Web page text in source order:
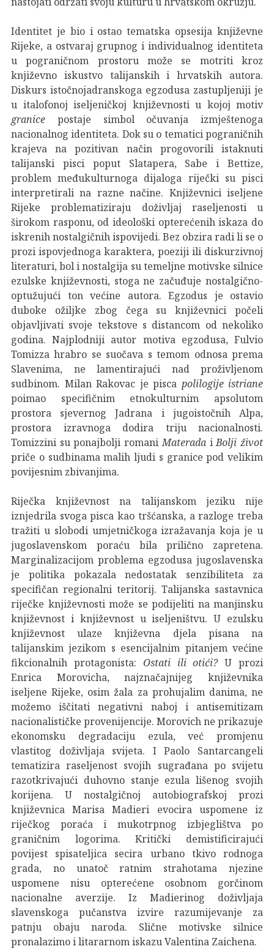
Identitet je bio i ostao tematska opsesija književne
Rijeke, a ostvaraj grupnog i individualnog identiteta
u pograničnom prostoru može se motriti kroz
književno iskustvo talijanskih i hrvatskih autora.
Diskurs istočnojadranskoga egzodusa zastupljeniji je
u italofonoj iseljeničkoj književnosti u kojoj motiv
granice postaje simbol očuvanja izmještenoga
nacionalnog identiteta. Dok su o tematici pograničnih
krajeva na pozitivan način progovorili istaknuti
talijanski pisci poput Slatapera, Sabe i Bettize,
problem međukulturnoga dijaloga riječki su pisci
interpretirali na razne načine. Književnici iseljene
Rijeke problematiziraju doživljaj raseljenosti u
širokom rasponu, od ideološki opterećenih iskaza do
iskrenih nostalgičnih ispovijedi. Bez obzira radi li se o
prozi ispovjednoga karaktera, poeziji ili diskurzivnoj
literaturi, bol i nostalgija su temeljne motivske silnice
ezulske književnosti, stoga ne začuđuje nostalgično-
optužujući ton većine autora. Egzodus je ostavio
duboke ožiljke zbog čega su književnici počeli
objavljivati svoje tekstove s distancom od nekoliko
godina. Najplodniji autor motiva egzodusa, Fulvio
Tomizza hrabro se suočava s temom odnosa prema
Slavenima, ne lamentirajući nad proživljenom
sudbinom. Milan Rakovac je pisca polilogije istriane
poimao specifičnim etnokulturnim apsolutom
prostora sjevernog Jadrana i jugoistočnih Alpa,
prostora izravnoga dodira triju nacionalnosti.
Tomizzini su ponajbolji romaniMateradaiBolji život
priče o sudbinama malih ljudi s granice pod velikim
povijesnim zbivanjima.
Riječka književnost na talijanskom jeziku nije
iznjedrila svoga pisca kao tršćanska, a razloge treba
tražiti u slobodi umjetničkoga izražavanja koja je u
jugoslavenskom poraću bila prilično zapretena.
Marginalizacijom problema egzodusa jugoslavenska
je politika pokazala nedostatak senzibiliteta za
specifičan regionalni teritorij. Talijanska sastavnica
riječke književnosti može se podijeliti na manjinsku
književnost i književnost u iseljeništvu. U ezulsku
književnost ulaze književna djela pisana na
talijanskim jezikom s esencijalnim pitanjem većine
fikcionalnih protagonista: Ostati ili otići?U prozi
Enrica Morovicha, najznačajnijeg književnika
iseljene Rijeke, osim žala za prohujalim danima, ne
možemo iščitati negativni naboj i antisemitizam
nacionalističke provenijencije. Morovich ne prikazuje
ekonomsku degradaciju ezula, već promjenu
vlastitog doživljaja svijeta. I Paolo Santarcangeli
tematizira raseljenost svojih sugrađana po svijetu
razotkrivajući duhovno stanje ezula lišenog svojih
korijena. U nostalgičnoj autobiografskoj prozi
književnica Marisa Madieri evocira uspomene iz
riječkog poraća i mukotrpnog izbjeglištva po
graničnim logorima. Kritički demistificirajući
povijest spisateljica secira urbano tkivo rodnoga
grada, no unatoč ratnim strahotama njezine
uspomene nisu opterećene osobnom gorčinom
nacionalne averzije. Iz Madierinog doživljaja
slavenskoga pučanstva izvire razumijevanje za
patnju obaju naroda. Slične motivske silnice
pronalazimo i litararnom iskazu Valentina Zaichena.